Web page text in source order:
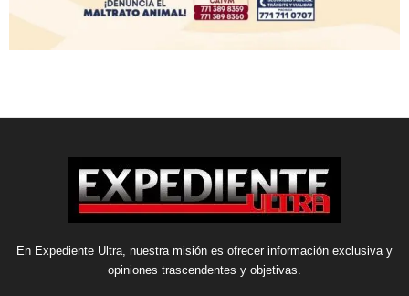
En Expediente Ultra, nuestra misión es ofrecer información exclusiva y
opiniones trascendentes y objetivas.